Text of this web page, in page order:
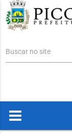
Buscar no site